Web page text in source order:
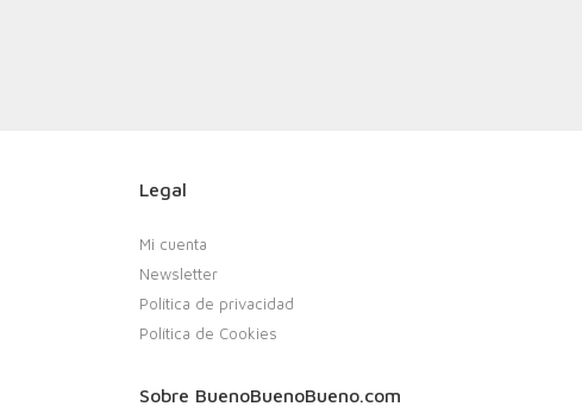
Legal
Mi cuenta
Newsletter
Política de privacidad
Política de Cookies
Sobre BuenoBuenoBueno.com